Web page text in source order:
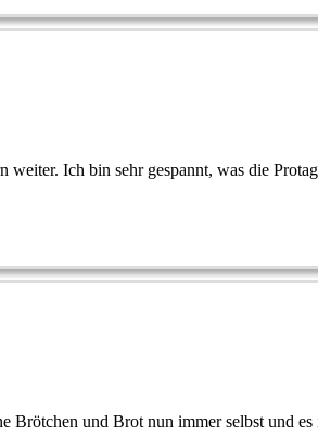
weiter. Ich bin sehr gespannt, was die
Brötchen und Brot nun immer selbst und